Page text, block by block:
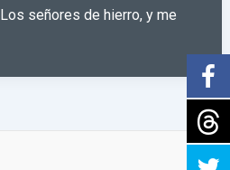
señores de hierro, y me